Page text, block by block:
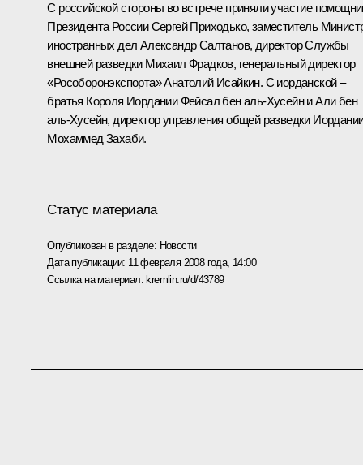
С российской стороны во встрече приняли участие
Президента России Сергей Приходько, заместитель
иностранных дел Александр Салтанов, директор Службы
внешней разведки Михаил Фрадков, генеральный директор
«Рособоронэкспорта» Анатолий Исайкин. С иорданской –
братья Короля Иордании Фейсал бен аль-Хусейн и Али бен
аль-Хусейн, директор управления общей разведки
Мохаммед Захаби.
Статус материала
Опубликован в разделе: Новости
Дата публикации: 11 февраля 2008 года, 14:00
Ссылка на материал:kremlin.ru/d/43789